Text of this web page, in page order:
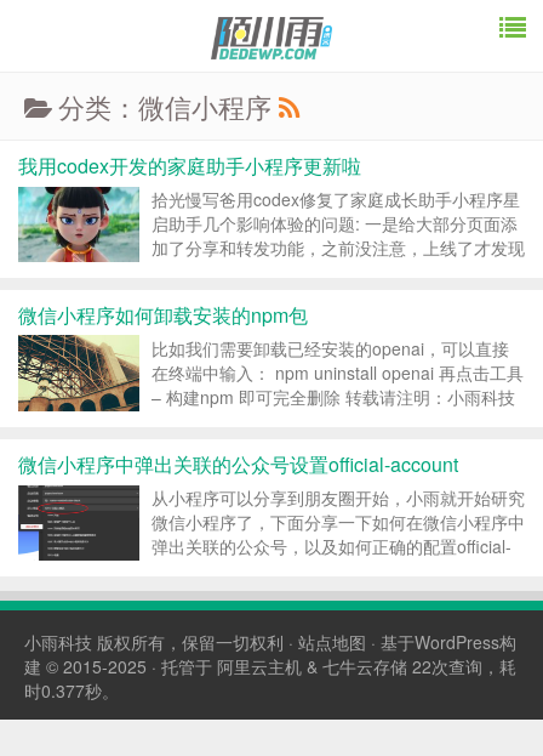
分类：微信小程序
我用codex开发的家庭助手小程序更新啦
拾光慢写爸用codex修复了家庭成长助手小程序星
启助手几个影响体验的问题: 一是给大部分页面添
加了分享和转发功能，之前没注意，上线了才发现
击就不用手动填邀请码了。 三是周计划那里添加
了切换不同...
微信小程序如何卸载安装的npm包
比如我们需要卸载已经安装的openai，可以直接
在终端中输入： npm uninstall openai 再点击工具
– 构建npm 即可完全删除 转载请注明：小雨科技
微信小程序中弹出关联的公众号设置official-account
从小程序可以分享到朋友圈开始，小雨就开始研究
微信小程序了，下面分享一下如何在微信小程序中
弹出关联的公众号，以及如何正确的配置official-
account 1、确认基础库>2.3.0 2、使用组件前，
小雨科技 版权所有，保留一切权利 · 站点地图 · 基于WordPress构
建 © 2015-2025 · 托管于 阿里云主机 & 七牛云存储 22次查询，耗
时0.377秒。